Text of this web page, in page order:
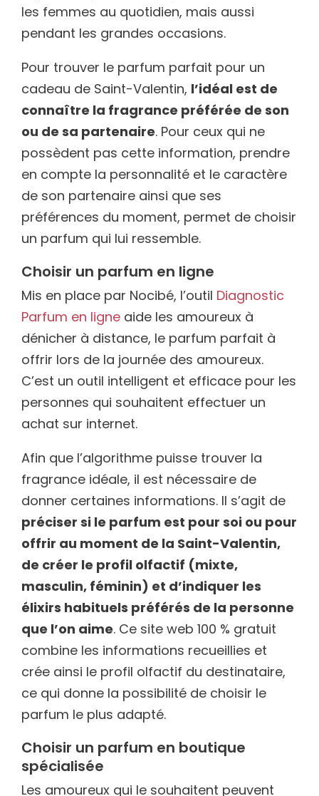
les femmes au quotidien, mais aussi
pendant les grandes occasions.
Pour trouver le parfum parfait pour un
cadeau de Saint-Valentin, l’idéal est de
connaître la fragrance préférée de son
ou de sa partenaire. Pour ceux qui ne
possèdent pas cette information, prendre
en compte la personnalité et le caractère
de son partenaire ainsi que ses
préférences du moment, permet de choisir
un parfum qui lui ressemble.
Choisir un parfum en ligne
Mis en place par Nocibé, l’outil Diagnostic
Parfum en ligne aide les amoureux à
dénicher à distance, le parfum parfait à
offrir lors de la journée des amoureux.
C’est un outil intelligent et efficace pour les
personnes qui souhaitent effectuer un
achat sur internet.
Afin que l’algorithme puisse trouver la
fragrance idéale, il est nécessaire de
donner certaines informations. Il s’agit de
préciser si le parfum est pour soi ou pour
offrir au moment de la Saint-Valentin,
de créer le profil olfactif (mixte,
masculin, féminin) et d’indiquer les
élixirs habituels préférés de la personne
que l’on aime. Ce site web 100 % gratuit
combine les informations recueillies et
crée ainsi le profil olfactif du destinataire,
ce qui donne la possibilité de choisir le
parfum le plus adapté.
Choisir un parfum en boutique
spécialisée
Les amoureux qui le souhaitent peuvent